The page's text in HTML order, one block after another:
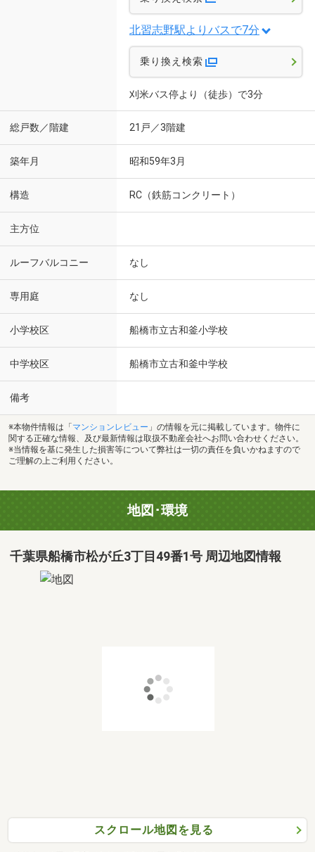
北習志野駅よりバスで7分
乗り換え検索
刈米バス停より（徒歩）で3分
総戸数／階建 21戸／3階建
築年月 昭和59年3月
構造 RC（鉄筋コンクリート）
主方位
ルーフバルコニー なし
専用庭 なし
小学校区 船橋市立古和釜小学校
中学校区 船橋市立古和釜中学校
備考
※本物件情報は「 マンションレビュー 」の情報を元に掲載しています。物件に
関する正確な情報、及び最新情報は取扱不動産会社へお問い合わせください。
※当情報を基に発生した損害等について弊社は一切の責任を負いかねますので
ご理解の上ご利用ください。
地図･環境
千葉県船橋市松が丘3丁目49番1号 周辺地図情報
スクロール地図を見る